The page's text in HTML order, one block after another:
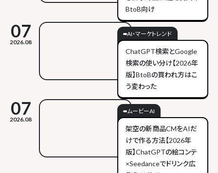
BtoB向け
07
2026.08
AI・マーケトレンド
ChatGPT検索とGoogle
検索の使い分け【2026年
版】BtoBの買われ方はこ
う変わった
07
2026.08
ムービーAI
架空の新商品CMをAIだ
けで作る方法【2026年
版】ChatGPTの絵コンテ
×Seedanceでドリンク広